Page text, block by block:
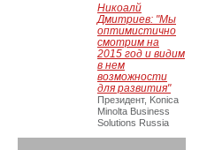
Никоалй
Дмитриев: "Мы
оптимистично
смотрим на
2015 год и видим
в нем
возможности
для развития"
Президент, Konica
Minolta Business
Solutions Russia